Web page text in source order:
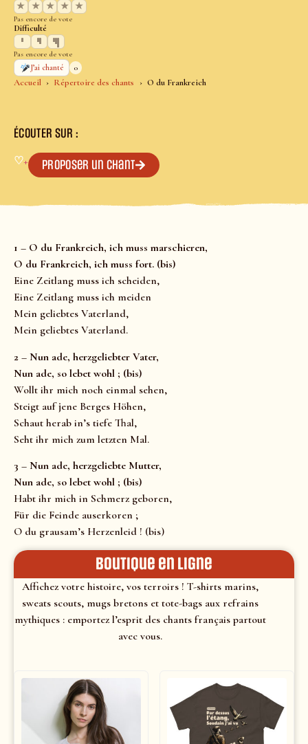
Accueil Répertoire des chants O du Frankreich
★
★ ★ ★ ★
Pas encore de vote
Difficulté
Pas encore de vote
J’ai chanté
0
ÉCOUTER SUR :
♡+ Proposer un chant
1 – O du Frankreich, ich muss marschieren,
O du Frankreich, ich muss fort. (bis)
Eine Zeitlang muss ich scheiden,
Eine Zeitlang muss ich meiden
Mein geliebtes Vaterland,
Mein geliebtes Vaterland.
2 – Nun ade, herzgeliebter Vater,
Nun ade, so lebet wohl ; (bis)
Wollt ihr mich noch einmal sehen,
Steigt auf jene Berges Höhen,
Schaut herab in’s tiefe Thal,
Seht ihr mich zum letzten Mal.
3 – Nun ade, herzgeliebte Mutter,
Nun ade, so lebet wohl ; (bis)
Habt ihr mich in Schmerz geboren,
Für die Feinde auserkoren ;
O du grausam’s Herzenleid ! (bis)
Boutique en ligne
Affichez votre histoire, vos terroirs ! T-shirts marins,
sweats scouts, mugs bretons et tote-bags aux refrains
mythiques : emportez l’esprit des chants français partout
avec vous.